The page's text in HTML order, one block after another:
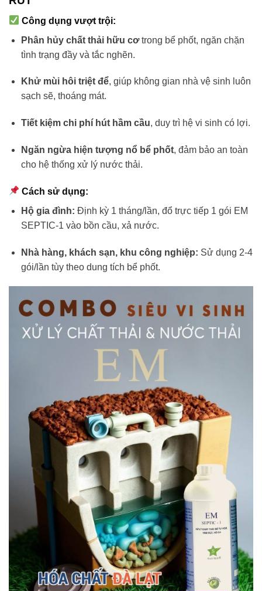
Công dụng vượt trội:
Phân hủy chất thải hữu cơtrong bể phốt, ngăn chặn
tình trạng đầy và tắc nghẽn.
Khử mùi hôi triệt để, giúp không gian nhà vệ sinh luôn
sạch sẽ, thoáng mát.
Tiết kiệm chi phí hút hầm cầu, duy trì hệ vi sinh có lợi.
Ngăn ngừa hiện tượng nổ bể phốt, đảm bảo an toàn
cho hệ thống xử lý nước thải.
Cách sử dụng:
Hộ gia đình: Định kỳ 1 tháng/lần, đổ trực tiếp 1 gói EM
SEPTIC-1 vào bồn cầu, xả nước.
Nhà hàng, khách sạn, khu công nghiệp: Sử dụng 2-4
gói/lần tùy theo dung tích bể phốt.